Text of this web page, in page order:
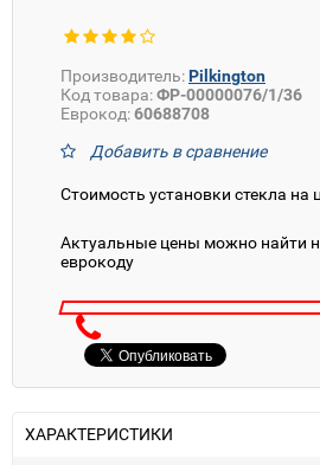
Производитель:Pilkington
Код товара:ФР-00000076/1/36
Еврокод:60688708
Добавить в сравнение
Стоимость установки стекла на
Актуальные цены можно найти
еврокоду
ХАРАКТЕРИСТИКИ